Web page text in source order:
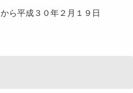
平成３０年２月１９日